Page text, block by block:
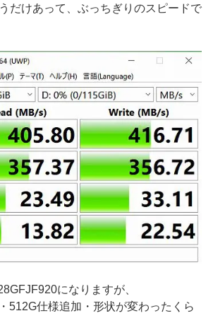
だけあって、ぶっちぎりのスピードで
になりますが、
512G仕様追加・形状が変わったくら